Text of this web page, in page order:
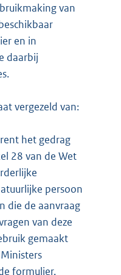
van
en in
daarbij
vergezeld van:
het gedrag
28 van de Wet
persoon
die de aanvraag
van deze
gemaakt
formulier,